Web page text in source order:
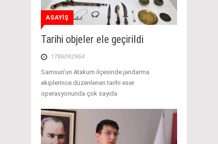
ASAYİŞ
Tarihi objeler ele geçirildi
1786092964
Samsun’un Atakum ilçesinde jandarma
ekiplerince düzenlenen tarihi eser
operasyonunda çok sayıda